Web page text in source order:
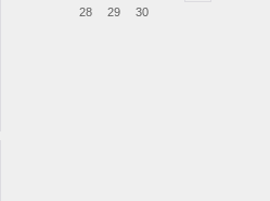
28
29 30